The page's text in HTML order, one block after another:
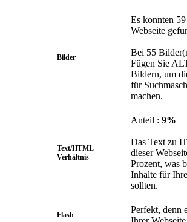
Bilder
Es konnten
Webseite
Bei 55
Fügen Sie
Bildern, um
für
machen.
Text/HTML
Verhältnis
Anteil : 9%
Das Text zu
dieser
Prozent, was
Inhalte für
sollten.
Flash
Perfekt, denn